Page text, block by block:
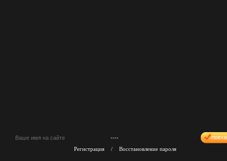
Регистрация / Восстановление пароля